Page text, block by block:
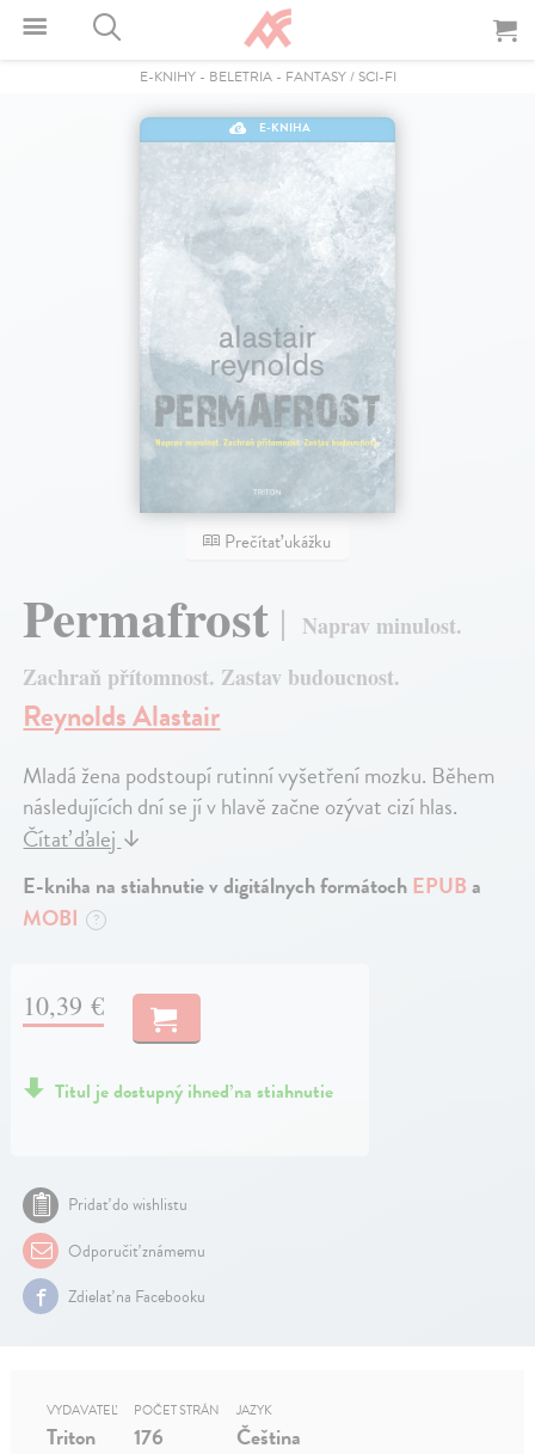
E-KNIHY- BELETRIA- FANTASY / SCI-FI
E-KNIHA
Prečítať ukážku
Permafrost
Naprav minulost.
Zachraň přítomnost. Zastav budoucnost.
Reynolds Alastair
Mladá žena podstoupí rutinní vyšetření mozku. Během
následujících dní se jí v hlavě začne ozývat cizí hlas.
Čítať ďalej↓
E-kniha na stiahnutie v digitálnych formátochEPUBa
MOBI
?
10,39 €
Titul je dostupný ihneď na stiahnutie
Pridať do wishlistu
Odporučiť známemu
Zdielať na Facebooku
VYDAVATEĽ
Triton
POČET STRÁN
176
JAZYK
Čeština